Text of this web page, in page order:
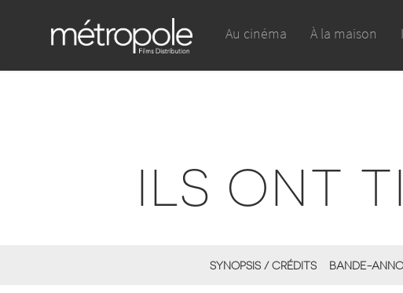
Au cinéma À la maison
ILS ONT
SYNOPSIS / CRÉDITS BANDE-